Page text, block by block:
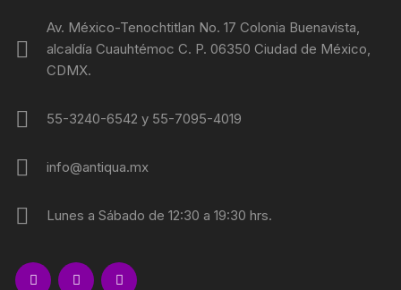
Av. México-Tenochtitlan No. 17 Colonia Buenavista,
alcaldía Cuauhtémoc C. P. 06350 Ciudad de México,
CDMX.
55-3240-6542 y 55-7095-4019
info@antiqua.mx
Lunes a Sábado de 12:30 a 19:30 hrs.